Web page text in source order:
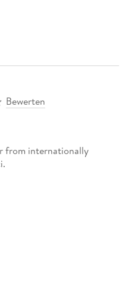
Bewerten
from internationally